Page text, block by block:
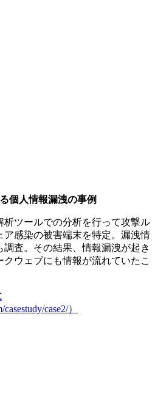
個人情報漏洩の事例
ツールでの分析を行って攻撃ル
ア感染の被害端末を特定。漏洩情
査。その結果、情報漏洩が起き
ウェブにも情報が流れていたこ
case2/）